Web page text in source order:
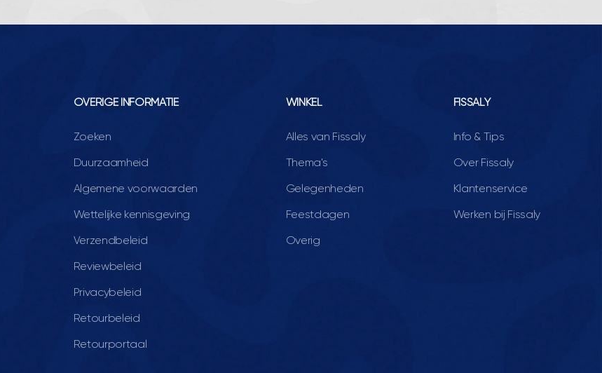
OVERIGE INFORMATIE
Zoeken
Duurzaamheid
Algemene voorwaarden
Wettelijke kennisgeving
Verzendbeleid
Reviewbeleid
Privacybeleid
Retourbeleid
Retourportaal
WINKEL
Alles van Fissaly
Thema's
Gelegenheden
Feestdagen
Overig
FISSALY
Info & Tips
Over Fissaly
Klantenservice
Werken bij Fissaly